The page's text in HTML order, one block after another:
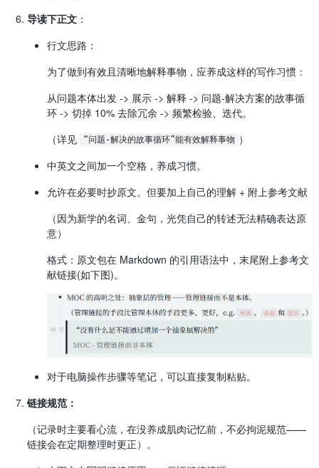
导读下正文 ：
行文思路：
为了做到有效且清晰地解释事物，应养成这样的写作习惯：
从问题本体出发 -> 展示 -> 解释 -> 问题-解决方案的故事循
环 -> 切掉 10% 去除冗余 -> 频繁检验、迭代。
（详见
“问题-解决的故事循环”能有效解释事物 ）
中英文之间加一个空格，养成习惯。
允许在必要时抄原文。但要加上自己的理解 + 附上参考文献
（因为新学的名词、金句，光凭自己的转述无法精确表达原
意）
格式：原文包在 Markdown 的引用语法中，末尾附上参考文
献链接(如下图)。
对于电脑操作步骤等笔记，可以直接复制粘贴。
链接规范：
（记录时主要看心流，在没养成肌肉记忆前，不必拘泥规范——
链接会在定期整理时更正）。